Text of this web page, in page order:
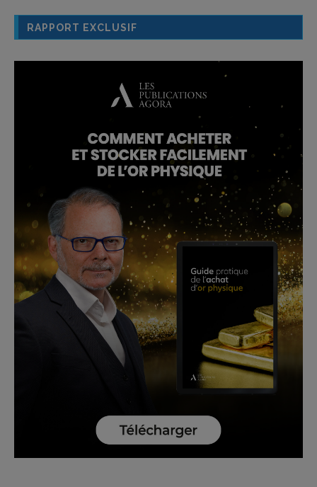
RAPPORT EXCLUSIF